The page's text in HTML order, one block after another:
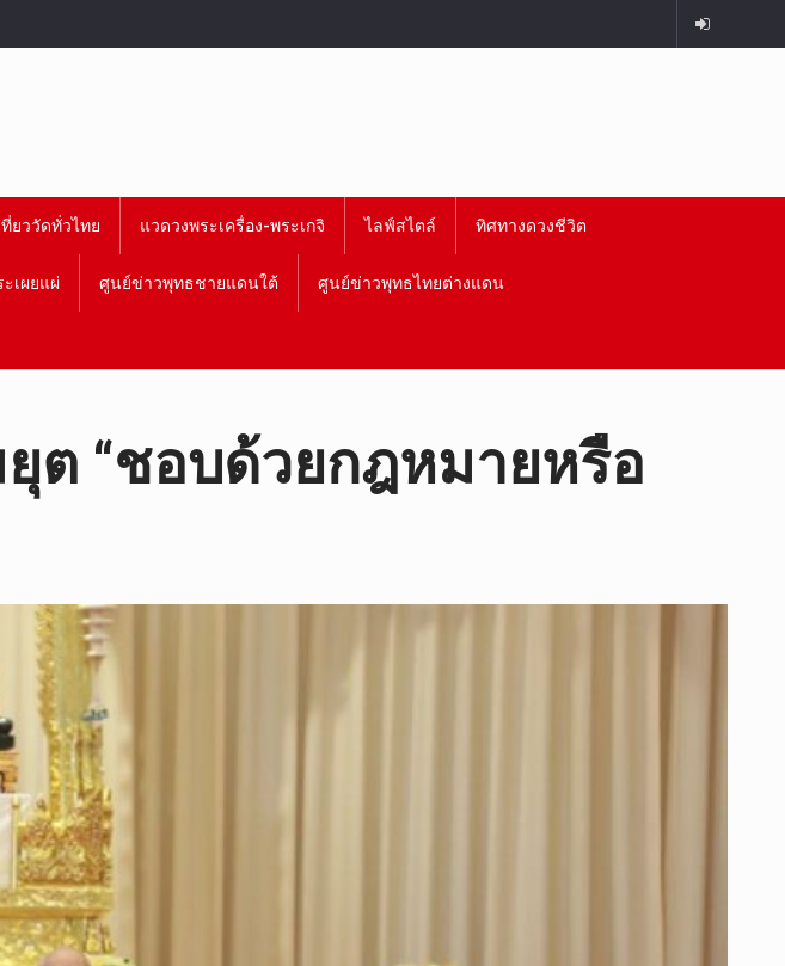
ที่ยววัดทั่วไทย แวดวงพระเครื่อง-พระเกจิ ไลฟ์สไตล์ ทิศทางดวงชีวิต
เผยแผ่ ศูนย์ข่าวพุทธชายแดนใต้ ศูนย์ข่าวพุทธไทยต่างแดน
ต “ชอบด้วยกฎหมายหรือ